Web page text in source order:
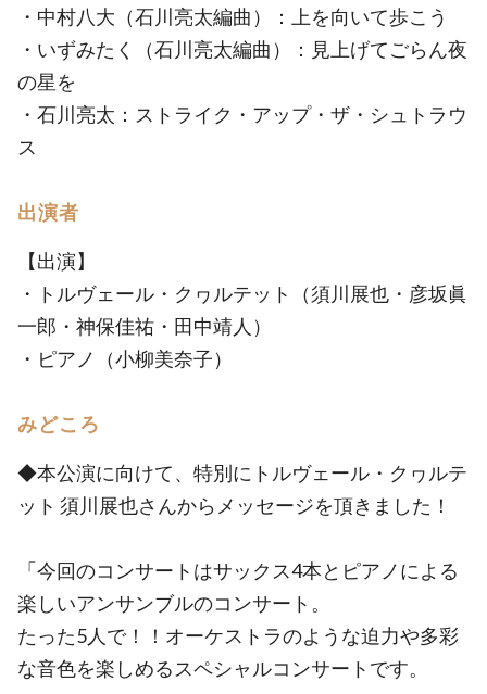
・中村八大（石川亮太編曲）：上を向いて歩こう
・いずみたく（石川亮太編曲）：見上げてごらん夜
の星を
・石川亮太：ストライク・アップ・ザ・シュトラウ
ス
出演者
【出演】
・トルヴェール・クヮルテット（須川展也・彦坂眞
一郎・神保佳祐・田中靖人）
・ピアノ（小柳美奈子）
みどころ
◆本公演に向けて、特別にトルヴェール・クヮルテ
ット 須川展也さんからメッセージを頂きました！
「今回のコンサートはサックス4本とピアノによる
楽しいアンサンブルのコンサート。
たった5人で！！オーケストラのような迫力や多彩
な音色を楽しめるスペシャルコンサートです。